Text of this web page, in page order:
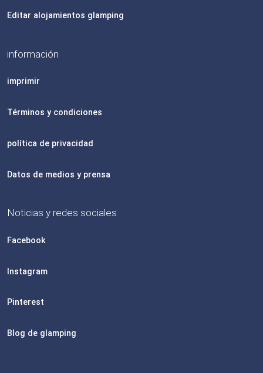
Editar alojamientos glamping
información
imprimir
Términos y condiciones
política de privacidad
Datos de medios y prensa
Noticias y redes sociales
Facebook
Instagram
Pinterest
Blog de glamping